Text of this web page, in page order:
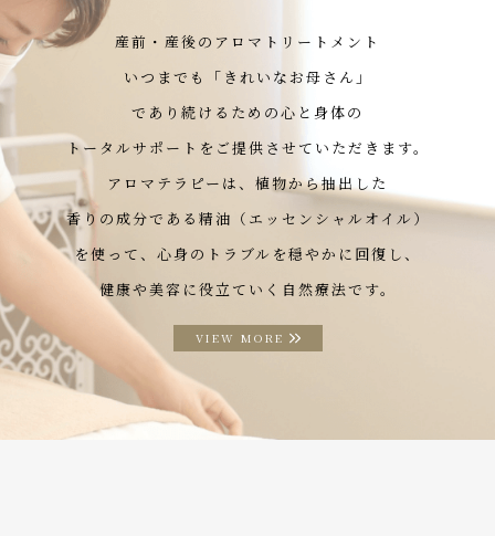
産前・産後のアロマトリートメント
いつまでも「きれいなお母さん」
であり続けるための心と身体の
トータルサポートをご提供させていただきます。
アロマテラピーは、植物から抽出した
香りの成分である精油（エッセンシャルオイル）
を使って、心身のトラブルを穏やかに回復し、
健康や美容に役立ていく自然療法です。
VIEW MORE